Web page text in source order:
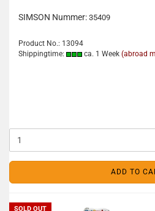
SIMSON Nummer: 35409
Product No.: 13094
Shippingtime:
ca. 1 Week (abroad
ADD TO
SOLD OUT